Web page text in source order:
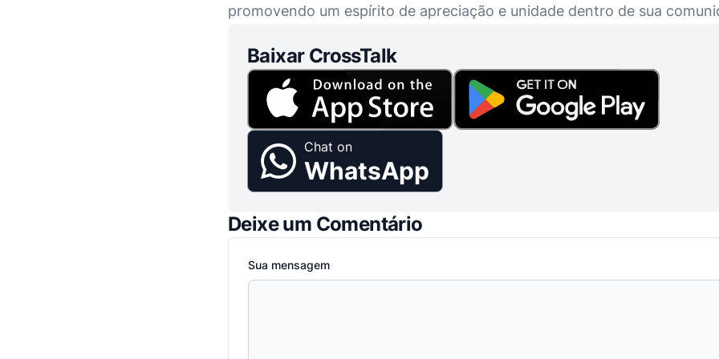
promovendo um espírito de apreciação e unidade dentro de sua
Baixar CrossTalk
Chat on
WhatsApp
Deixe um Comentário
Sua mensagem